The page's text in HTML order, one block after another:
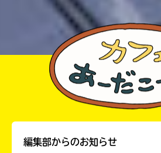
編集部からのお知らせ